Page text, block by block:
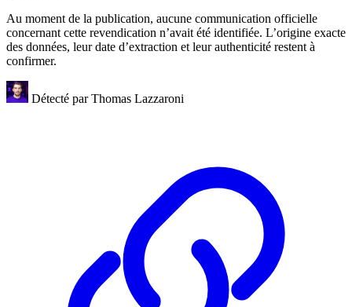
Au moment de la publication, aucune communication officielle
concernant cette revendication n’avait été identifiée. L’origine exacte
des données, leur date d’extraction et leur authenticité restent à
confirmer.
Détecté parThomas Lazzaroni